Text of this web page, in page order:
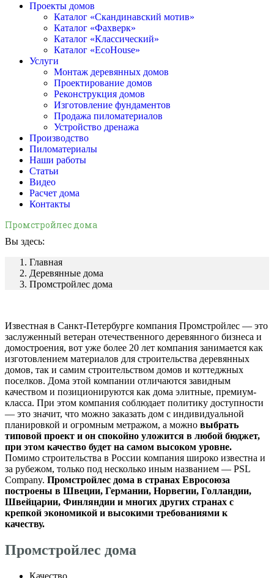
Проекты домов
Каталог «Скандинавский мотив»
Каталог «Фахверк»
Каталог «Классический»
Каталог «EcoHouse»
Услуги
Монтаж деревянных домов
Проектирование домов
Реконструкция домов
Изготовление фундаментов
Продажа пиломатериалов
Устройство дренажа
Производство
Пиломатериалы
Наши работы
Статьи
Видео
Расчет дома
Контакты
Промстройлес дома
Вы здесь:
Главная
Деревянные дома
Промстройлес дома
Известная в Санкт-Петербурге компания Промстройлес — это
заслуженный ветеран отечественного деревянного бизнеса и
домостроения, вот уже более 20 лет компания занимается как
изготовлением материалов для строительства деревянных
домов, так и самим строительством домов и коттеджных
поселков. Дома этой компании отличаются завидным
качеством и позиционируются как дома элитные, премиум-
класса. При этом компания соблюдает политику доступности
— это значит, что можно заказать дом с индивидуальной
планировкой и огромным метражом, а можно выбрать
типовой проект и он спокойно уложится в любой бюджет,
при этом качество будет на самом высоком уровне.
Помимо строительства в России компания широко известна и
за рубежом, только под несколько иным названием — PSL
Company. Промстройлес дома в странах Евросоюза
построены в Швеции, Германии, Норвегии, Голландии,
Швейцарии, Финляндии и многих других странах с
крепкой экономикой и высокими требованиями к
качеству.
Промстройлес дома